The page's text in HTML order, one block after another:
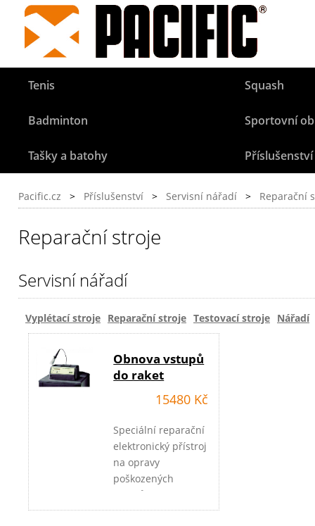
Tenis Squash
Badminton Sportovní
Tašky a batohy Příslušenství
Pacific.cz > Příslušenství > Servisní nářadí > Reparační
Reparační stroje
Servisní nářadí
Vyplétací stroje Reparační stroje Testovací stroje Nářadí
Obnova vstupů
do raket
15480 Kč
Speciální reparační
elektronický přístroj
na opravy
poškozených
vstupů
(grommetů ) rámů.